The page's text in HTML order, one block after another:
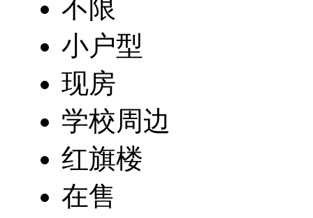
不限
小户型
现房
学校周边
红旗楼
在售